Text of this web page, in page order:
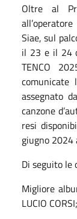
Oltre al
Siae, sul
il 23 e il 24
TENCO
comunicate
assegnato
canzone
resi
giugno 2024
Di seguito le
Migliore
LUCIO CORSI;